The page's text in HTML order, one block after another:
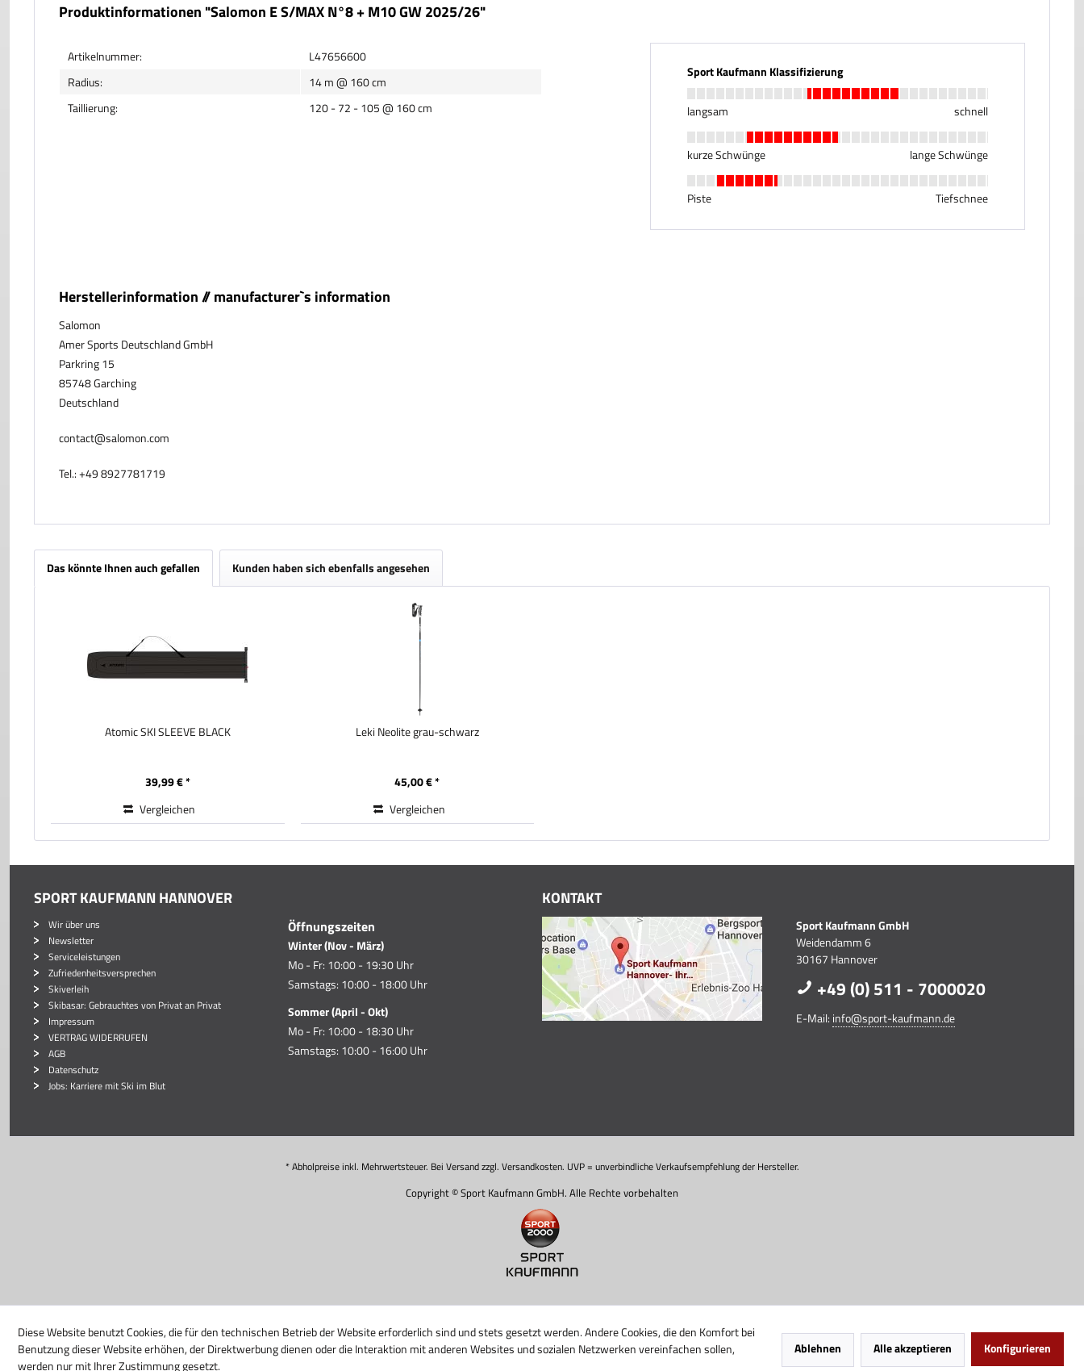
Produktinformationen "Salomon E S/MAX N°8 + M10 GW 2025/26"
Artikelnummer:
L47656600
Radius:
14 m @ 160 cm
Taillierung:
120 - 72 - 105 @ 160 cm
Sport Kaufmann Klassifizierung
langsam schnell
kurze Schwünge lange Schwünge
Piste Tiefschnee
Herstellerinformation // manufacturer`s information
Salomon
Amer Sports Deutschland GmbH
Parkring 15
85748 Garching
Deutschland
contact@salomon.com
Tel.: +49 8927781719
Das könnte Ihnen auch gefallen Kunden haben sich ebenfalls angesehen
Atomic SKI SLEEVE BLACK
39,99 € *
Vergleichen
Leki Neolite grau-schwarz
45,00 € *
Vergleichen
SPORT KAUFMANN HANNOVER
Wir über uns
Newsletter
Serviceleistungen
Zufriedenheitsversprechen
Skiverleih
Skibasar: Gebrauchtes von Privat an Privat
Impressum
VERTRAG WIDERRUFEN
AGB
Datenschutz
Jobs: Karriere mit Ski im Blut
Öffnungszeiten
Winter (Nov - März)
Mo - Fr: 10:00 - 19:30 Uhr
Samstags: 10:00 - 18:00 Uhr
Sommer (April - Okt)
Mo - Fr: 10:00 - 18:30 Uhr
Samstags: 10:00 - 16:00 Uhr
KONTAKT
Sport Kaufmann GmbH
Weidendamm 6
30167 Hannover
+49 (0) 511 - 7000020
E-Mail: info@sport-kaufmann.de
* Abholpreise inkl. Mehrwertsteuer. Bei Versand zzgl. Versandkosten. UVP = unverbindliche Verkaufsempfehlung der Hersteller.
Copyright © Sport Kaufmann GmbH. Alle Rechte vorbehalten
Diese Website benutzt Cookies, die für den technischen Betrieb der Website erforderlich sind und stets gesetzt werden. Andere Cookies, die den Komfort bei
Benutzung dieser Website erhöhen, der Direktwerbung dienen oder die Interaktion mit anderen Websites und sozialen Netzwerken vereinfachen sollen,
werden nur mit Ihrer Zustimmung gesetzt.
Ablehnen Alle akzeptieren Konfigurieren